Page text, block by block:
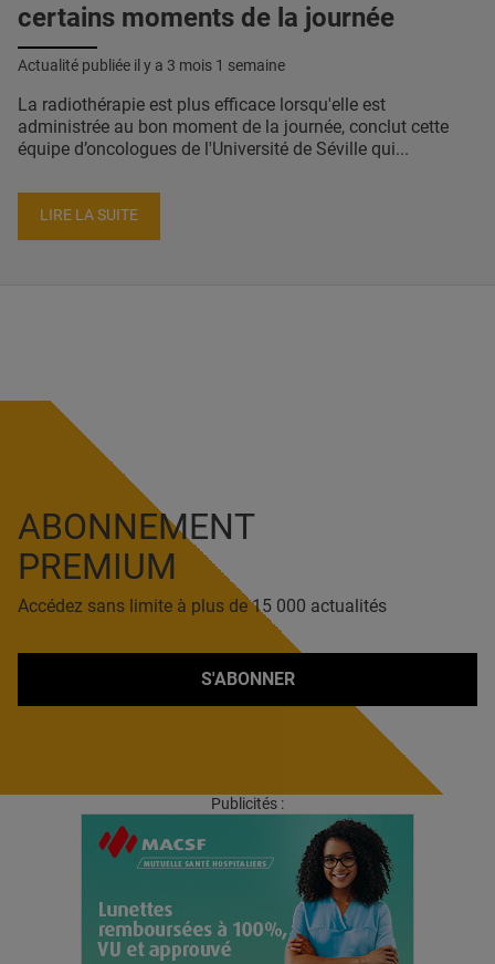
certains moments de la journée
Actualité publiée il y a 3 mois 1 semaine
La radiothérapie est plus efficace lorsqu'elle est
administrée au bon moment de la journée, conclut cette
équipe d’oncologues de l'Université de Séville qui...
LIRE LA SUITE
ABONNEMENT
PREMIUM
Accédez sans limite à plus de 15 000 actualités
S'ABONNER
Publicités :